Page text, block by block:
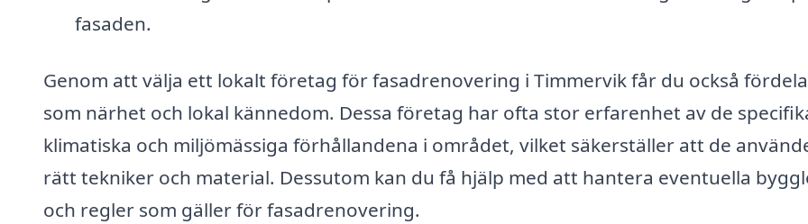
fasaden.
Genom att välja ett lokalt företag för fasadrenovering i Timmervik får du också
som närhet och lokal kännedom. Dessa företag har ofta stor erfarenhet av de
klimatiska och miljömässiga förhållandena i området, vilket säkerställer att de
rätt tekniker och material. Dessutom kan du få hjälp med att hantera eventuella
och regler som gäller för fasadrenovering.